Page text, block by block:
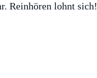
Reinhören lohnt sich!